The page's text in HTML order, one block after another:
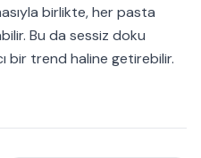
birlikte, her pasta
Bu da sessiz doku
bir trend haline getirebilir.